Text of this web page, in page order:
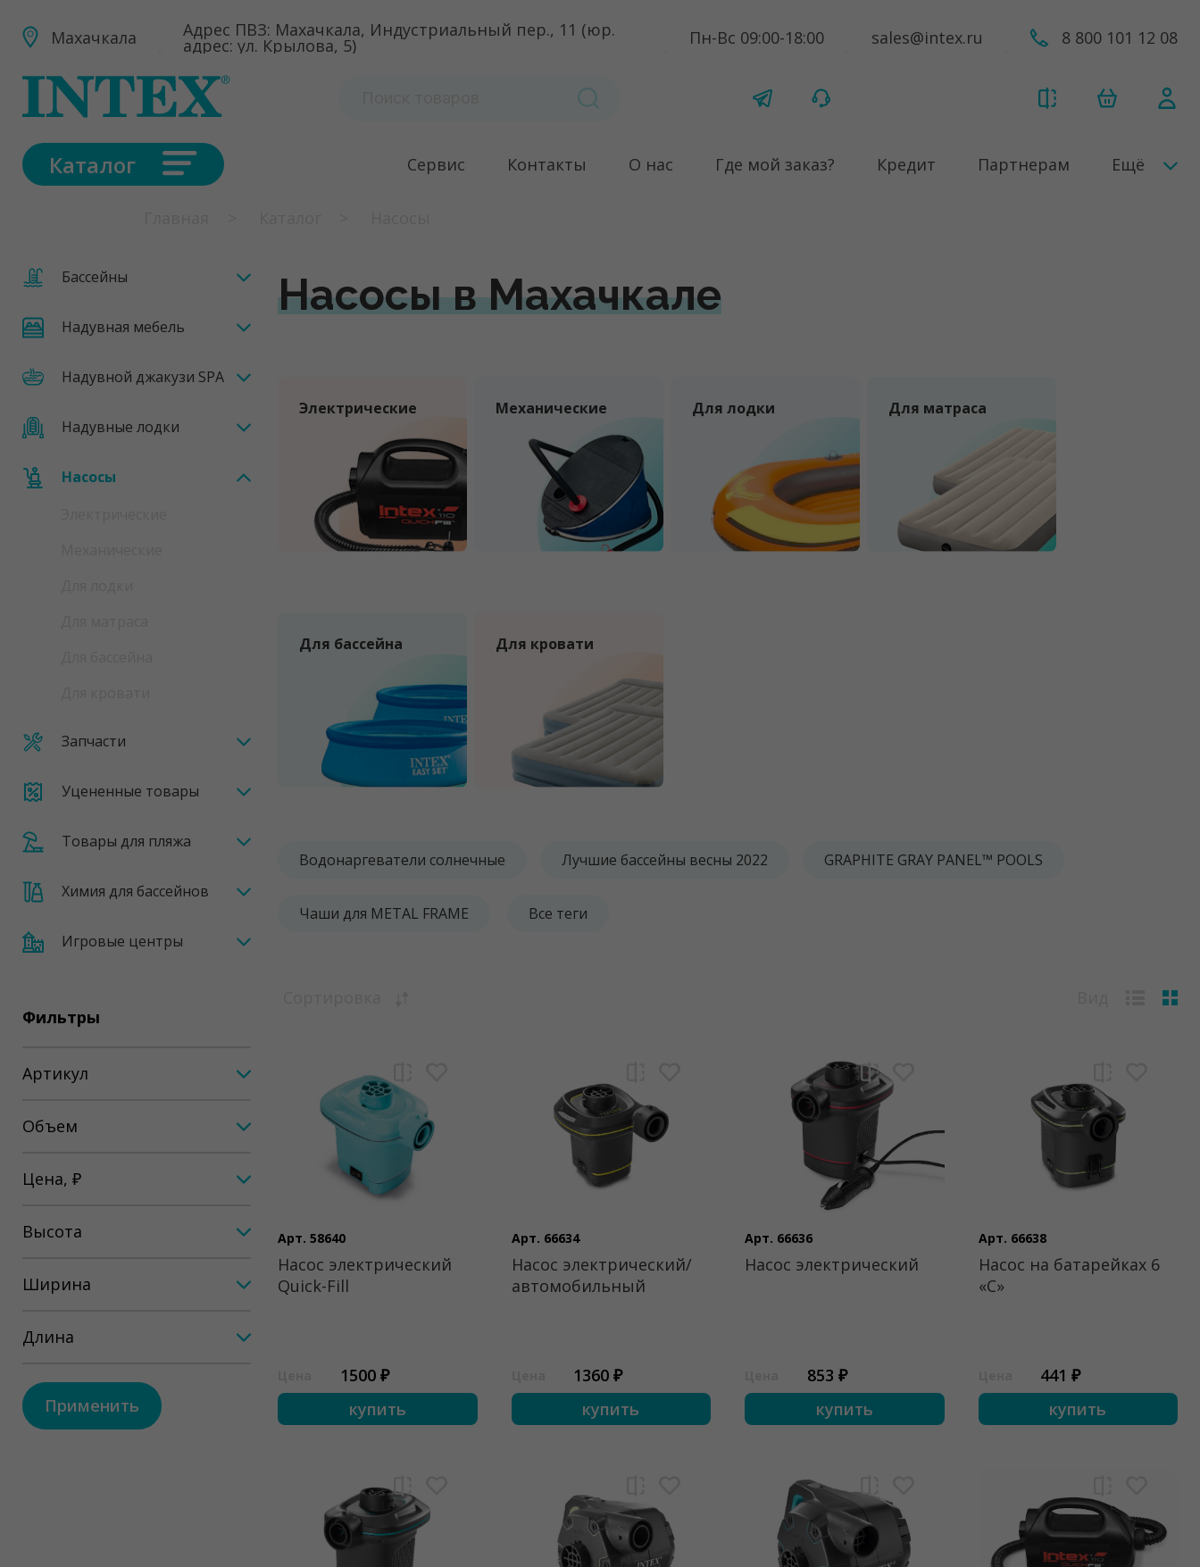
Махачкала Адрес ПВЗ: Махачкала, Индустриальный пер., 11 (юр.
адрес: ул. Крылова, 5) Пн-Вс 09:00-18:00 sales@intex.ru 8 800 101 12 08
Каталог Сервис Контакты О нас Где мой заказ? Кредит Партнерам Ещё
Бассейны
Надувная мебель
Надувной джакузи SPA
Надувные лодки
Насосы
Запчасти
Уцененные товары
Товары для пляжа
Химия для бассейнов
Игровые центры
Фильтры
Артикул
Объем
Цена, ₽
Высота
Ширина
Длина
Применить
Насосы в Махачкале
Электрические Механические Для лодки Для матраса
Для бассейна Для кровати
Водонаргеватели солнечные Лучшие бассейны весны 2022 GRAPHITE GRAY PANEL™ POOLS
Чаши для METAL FRAME Все теги
Арт. 58640
Насос электрический
Quick-Fill
1500 ₽
купить
Арт. 66634
Насос электрический/
автомобильный
1360 ₽
купить
Арт. 66636
Насос электрический
853 ₽
купить
Арт. 66638
Насос на батарейках 6
«C»
441 ₽
купить